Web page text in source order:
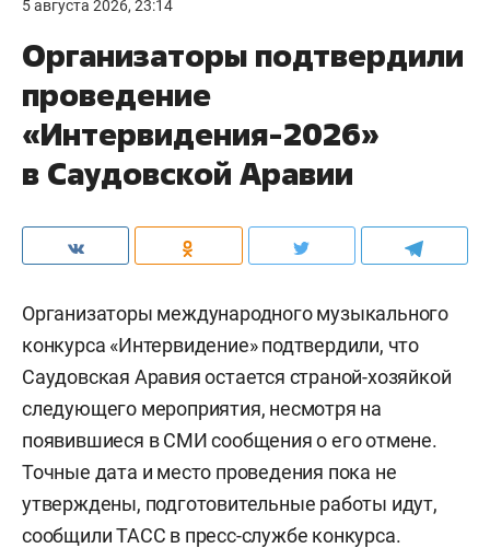
5 августа 2026, 23:14
Организаторы подтвердили
проведение
«Интервидения-2026»
в Саудовской Аравии
Организаторы международного музыкального
конкурса «Интервидение» подтвердили, что
Саудовская Аравия остается страной-хозяйкой
следующего мероприятия, несмотря на
появившиеся в СМИ сообщения о его отмене.
Точные дата и место проведения пока не
утверждены, подготовительные работы идут,
сообщилиТАСС в пресс-службе конкурса.